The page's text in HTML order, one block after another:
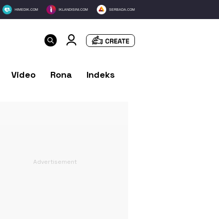
HIMEDIK.COM IKLANDISINI.COM SERBADA.COM
Video Rona Indeks